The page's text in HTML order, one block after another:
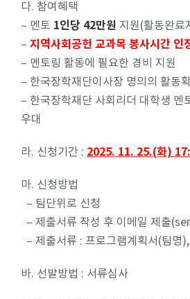
다. 참여혜택
– 멘토 1인당 42만원 지원(활동완료
– 지역사회공헌 교과목 봉사시간 인
– 멘토링 활동에 필요한 경비 지원
– 한국장학재단이사장 명의의 활동
– 한국장학재단 사회리더 대학생 멘
우대
라. 신청기간 : 2025. 11. 25.(화)
마. 신청방법
– 팀단위로 신청
– 제출서류 작성 후 이메일 제출
– 제출서류 : 프로그램계획서(팀명
바. 선발방법 : 서류심사